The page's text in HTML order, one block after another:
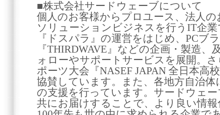
■株式会社サードウェーブについて
個人のお客様からプロユース、法人
ソリューションビジネスを行うIT企
『ドスパラ』の運営をはじめ、PCブ
『THIRDWAVE』などの企画・製造
ォローやサポートサービスを展開。
ポーツ大会『NASEF JAPAN 全日本高
協賛しています。また、各地方自治
の支援を行っています。サードウェ
共にお届けすることで、より良い情